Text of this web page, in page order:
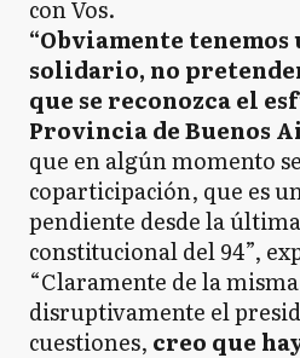
con Vos.
“Obviamente
solidario, no
que se reconozca el
Provincia de Buenos
que en algún momento
coparticipación, que es
pendiente desde la
constitucional del 94”,
“Claramente de la
disruptivamente el
cuestiones, creo que